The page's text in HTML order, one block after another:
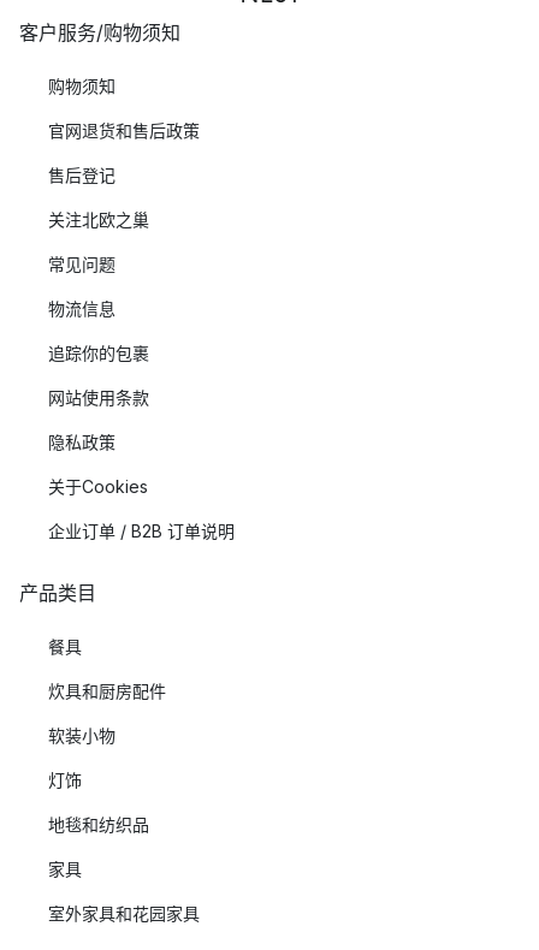
客户服务/购物须知
购物须知
官网退货和售后政策
售后登记
关注北欧之巢
常见问题
物流信息
追踪你的包裹
网站使用条款
隐私政策
关于Cookies
企业订单 / B2B 订单说明
产品类目
餐具
炊具和厨房配件
软装小物
灯饰
地毯和纺织品
家具
室外家具和花园家具